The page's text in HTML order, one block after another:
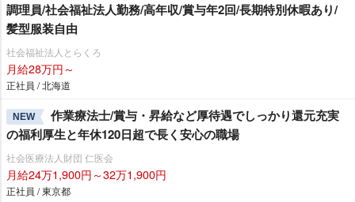
調理員/社会福祉法人勤務/高年収/賞与年2回/長期特別休暇あり/
髪型服装自由
社会福祉法人とらくろ
月給28万円～
正社員 / 北海道
NEW
作業療法士/賞与・昇給など厚待遇でしっかり還元充実
の福利厚生と年休120日超で長く安心の職場
社会医療法人財団 仁医会
月給24万1,900円～32万1,900円
正社員 / 東京都